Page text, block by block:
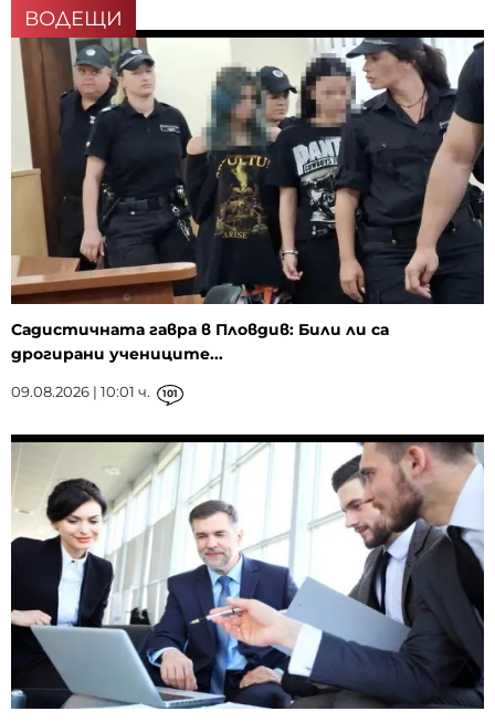
ВОДЕЩИ
Садистичната гавра в Пловдив: Били ли са
дрогирани учениците...
09.08.2026 | 10:01 ч. 101